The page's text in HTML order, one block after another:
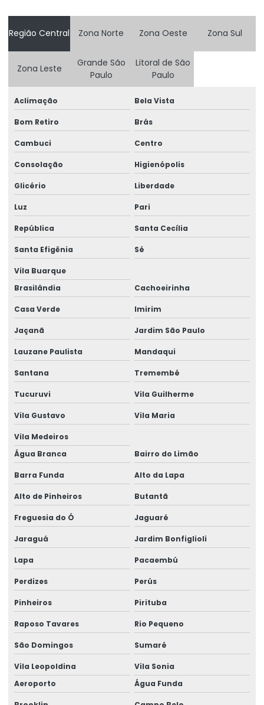
Consultoria Engenharia Estrutural Preço
Consultoria Engenharia Estrutural Predio
Consultoria Engenharia Estrutural Predio Preço
Consultoria Estrutural
Consultoria Estrutural Estrutura Metálico
Consultoria Estrutural Galpão
Consultoria Estrutural Para Atacadistas
Consultoria de projetos de engenharia
Consultoria Técnica Em Engenharia Estrutural
Consultoria Técnica Em Estrutural
Curso advance steel
Curso de autodesk advance steel
Curso calculista de estruturas metálicas
Curso calculo estrutura metalica
Curso completo de advance steel
Curso estrutura metálica
Curso projetista de estruturas metálicas
Curso projetista industrial
Curso projeto de estruturas metálicas
Cursos de projetos estruturais
Detalhamento de estrutura metálica
Dimensionamento Estrutural Para Prédios
Empresa de calculo estrutural
Empresa especializada em cálculo estrutural
Empresa Especializada Em Projeto Estrutural
Empresa especializada em estrutura metálica
Empresa de projeto estrutural
Empresa de projetos de engenharia civil
Região Central Zona Norte Zona Oeste Zona Sul
Zona Leste
Grande São
Paulo
Litoral de São
Paulo
Aclimação Bela Vista
Bom Retiro Brás
Cambuci Centro
Consolação Higienópolis
Glicério Liberdade
Luz Pari
República Santa Cecília
Santa Efigênia Sé
Vila Buarque
Brasilândia
Cachoeirinha
Casa Verde Imirim
Jaçanã Jardim São Paulo
Lauzane Paulista Mandaqui
Santana Tremembé
Tucuruvi Vila Guilherme
Vila Gustavo Vila Maria
Vila Medeiros
Água Branca
Bairro do Limão
Barra Funda Alto da Lapa
Alto de Pinheiros Butantã
Freguesia do Ó Jaguaré
Jaraguá Jardim Bonfiglioli
Lapa Pacaembú
Perdizes Perús
Pinheiros Pirituba
Raposo Tavares Rio Pequeno
São Domingos Sumaré
Vila Leopoldina
Vila Sonia
Aeroporto
Água Funda